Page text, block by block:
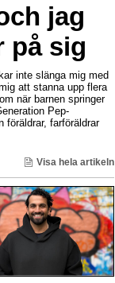
jag
på sig
inte slänga mig med
att stanna upp flera
när barnen springer
Pep-
föräldrar, farföräldrar
Visa hela artikeln